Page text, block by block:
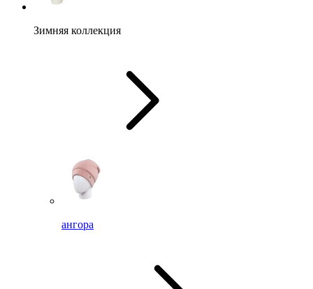
Зимняя коллекция
ангора